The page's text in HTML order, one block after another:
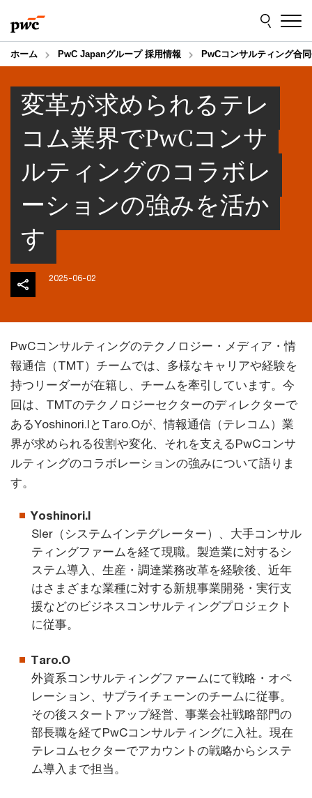
to
content
to
footer
ホーム PwC Japanグループ 採用情報 PwCコンサルティング合
変革が求められるテレ
コム業界でPwCコンサ
ルティングのコラボレ
ーションの強みを活か
す
2025-06-02
PwCコンサルティングのテクノロジー・メディア・情
報通信（TMT）チームでは、多様なキャリアや経験を
持つリーダーが在籍し、チームを牽引しています。今
回は、TMTのテクノロジーセクターのディレクターで
あるYoshinori.IとTaro.Oが、情報通信（テレコム）業
界が求められる役割や変化、それを支えるPwCコンサ
ルティングのコラボレーションの強みについて語りま
す。
Yoshinori.I
SIer（システムインテグレーター）、大手コンサル
ティングファームを経て現職。製造業に対するシ
ステム導入、生産・調達業務改革を経験後、近年
はさまざまな業種に対する新規事業開発・実行支
援などのビジネスコンサルティングプロジェクト
に従事。
Taro.O
外資系コンサルティングファームにて戦略・オペ
レーション、サプライチェーンのチームに従事。
その後スタートアップ経営、事業会社戦略部門の
部長職を経てPwCコンサルティングに入社。現在
テレコムセクターでアカウントの戦略からシステ
ム導入まで担当。